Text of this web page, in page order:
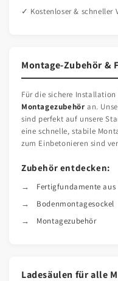
✓ Kostenloser & schneller
Montage-Zubehör &
Für die sichere
Montagezubehör an.
sind perfekt auf unsere
eine schnelle, stabile
zum Einbetonieren sind
Zubehör entdecken:
Fertigfundamente aus
Bodenmontagesockel
Montagezubehör
Ladesäulen für alle